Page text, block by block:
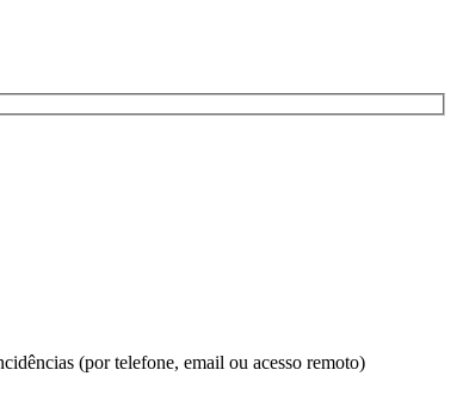
(por telefone, email ou acesso remoto)